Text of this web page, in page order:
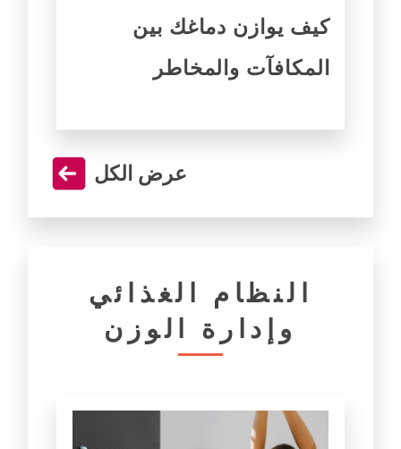
كيف يوازن دماغك بين
المكافآت والمخاطر
عرض الكل
النظام الغذائي
وإدارة الوزن